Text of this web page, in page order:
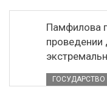
Памфилова
ГОСУДАРСТВО